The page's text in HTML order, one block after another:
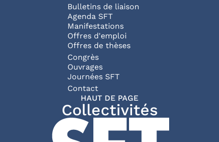
Bulletins de liaison
Agenda SFT
Manifestations
Offres d'emploi
Offres de thèses
Congrès
Ouvrages
Journées SFT
Pied de page
Contact
HAUT DE PAGE
Collectivités